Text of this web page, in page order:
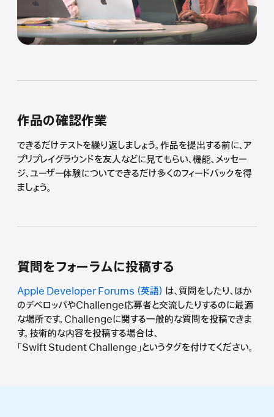
作品の確認作業
できるだけテストを繰り返しましょう。作品を提出する前に、ア
プリプレイグラウンドを友人などに見てもらい、機能、メッセー
ジ、ユーザー体験についてできるだけ多くのフィードバックを得
ましょう。
質問をフォーラムに投稿する
Apple Developer Forums
は、質問をしたり、ほか
のデベロッパやChallenge応募者と交流したりするのに最適
な場所です。Challengeに関する一般的な質問を投稿できま
す。技術的な内容を投稿する場合は、
「Swift Student Challenge」というタグを付けてください。